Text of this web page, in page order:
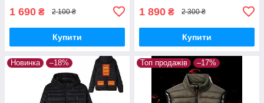
1 690 ₴ 2 100 ₴
Купити
1 890 ₴ 2 300 ₴
Купити
Новинка –18% Топ продажів –17%